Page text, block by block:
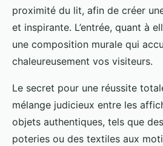
proximité du lit, afin de créer
et inspirante. L’entrée, quant à
une composition murale qui
chaleureusement vos visiteurs.
Le secret pour une réussite
mélange judicieux entre les
objets authentiques, tels que
poteries ou des textiles aux